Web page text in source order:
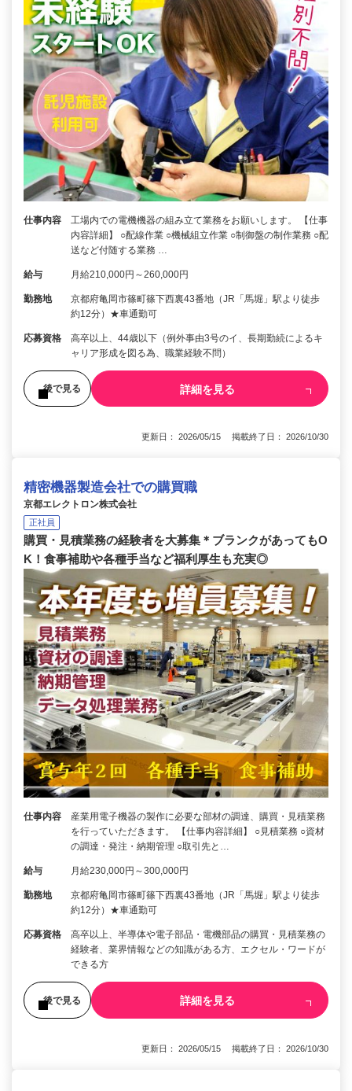
仕事内容
工場内での電機機器の組み立て業務をお願いします。 【仕事
内容詳細】 ○配線作業 ○機械組立作業 ○制御盤の制作業務 ○配
送など付随する業務 …
給与 月給210,000円～260,000円
勤務地
京都府亀岡市篠町篠下西裏43番地（JR「馬堀」駅より徒歩
約12分）★車通勤可
応募資格
高卒以上、44歳以下（例外事由3号のイ、長期勤続によるキ
ャリア形成を図る為、職業経験不問）
後で見る 詳細を見る
更新日： 2026/05/15 掲載終了日： 2026/10/30
精密機器製造会社での購買職
京都エレクトロン株式会社
正社員
購買・見積業務の経験者を大募集＊ブランクがあってもO
K！食事補助や各種手当など福利厚生も充実◎
仕事内容
産業用電子機器の製作に必要な部材の調達、購買・見積業務
を行っていただきます。 【仕事内容詳細】 ○見積業務 ○資材
の調達・発注・納期管理 ○取引先と…
給与 月給230,000円～300,000円
勤務地
京都府亀岡市篠町篠下西裏43番地（JR「馬堀」駅より徒歩
約12分）★車通勤可
応募資格
高卒以上、半導体や電子部品・電機部品の購買・見積業務の
経験者、業界情報などの知識がある方、エクセル・ワードが
できる方
後で見る 詳細を見る
更新日： 2026/05/15 掲載終了日： 2026/10/30